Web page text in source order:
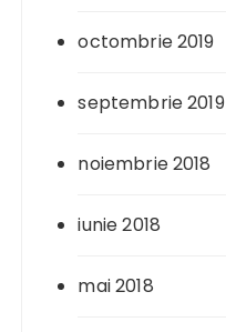
octombrie 2019
septembrie 2019
noiembrie 2018
iunie 2018
mai 2018